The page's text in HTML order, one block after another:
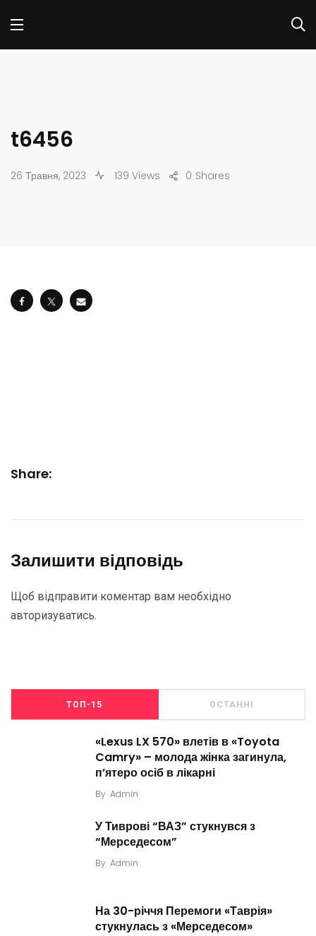
t6456
26 Травня, 2023 139 Views Shares
0
Share:
Залишити відповідь
Щоб відправити коментар вам необхідно
авторизуватись.
ТОП-15 ОСТАННІ
«Lexus LX 570» влетів в «Toyota
Camry» – молода жінка загинула,
п’ятеро осіб в лікарні
By Admin
У Тиврові “ВАЗ” стукнувся з
“Мерседесом”
By Admin
На 30-річчя Перемоги «Таврія»
стукнулась з «Мерседесом»